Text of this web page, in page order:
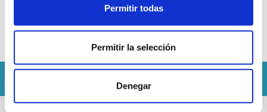
Permitir todas
Permitir la selección
Denegar